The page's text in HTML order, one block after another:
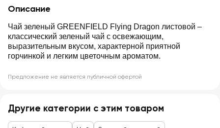
Описание
Чай зеленый GREENFIELD Flying Dragon листовой –
классический зеленый чай с освежающим,
выразительным вкусом, характерной приятной
горчинкой и легким цветочным ароматом.
Предложение не является публичной офертой
Другие категории с этим товаром